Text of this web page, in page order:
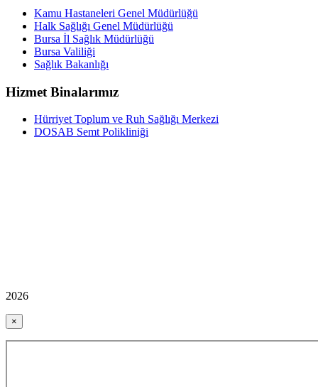
Kamu Hastaneleri Genel Müdürlüğü
Halk Sağlığı Genel Müdürlüğü
Bursa İl Sağlık Müdürlüğü
Bursa Valiliği
Sağlık Bakanlığı
Hizmet Binalarımız
Hürriyet Toplum ve Ruh Sağlığı Merkezi
DOSAB Semt Polikliniği
2026
×